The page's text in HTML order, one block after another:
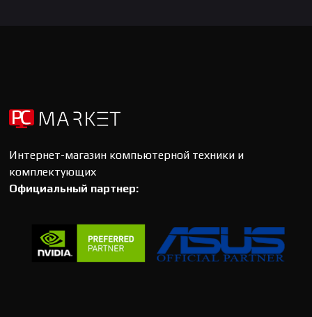
Интернет-магазин компьютерной техники и
комплектующих
Официальный партнер: